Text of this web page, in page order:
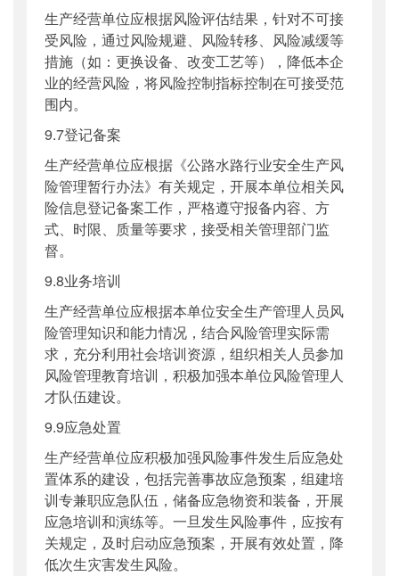
生产经营单位应根据风险评估结果，针对不可接
受风险，通过风险规避、风险转移、风险减缓等
措施（如：更换设备、改变工艺等），降低本企
业的经营风险，将风险控制指标控制在可接受范
围内。
9.7登记备案
生产经营单位应根据《公路水路行业安全生产风
险管理暂行办法》有关规定，开展本单位相关风
险信息登记备案工作，严格遵守报备内容、方
式、时限、质量等要求，接受相关管理部门监
督。
9.8业务培训
生产经营单位应根据本单位安全生产管理人员风
险管理知识和能力情况，结合风险管理实际需
求，充分利用社会培训资源，组织相关人员参加
风险管理教育培训，积极加强本单位风险管理人
才队伍建设。
9.9应急处置
生产经营单位应积极加强风险事件发生后应急处
置体系的建设，包括完善事故应急预案，组建培
训专兼职应急队伍，储备应急物资和装备，开展
应急培训和演练等。一旦发生风险事件，应按有
关规定，及时启动应急预案，开展有效处置，降
低次生灾害发生风险。